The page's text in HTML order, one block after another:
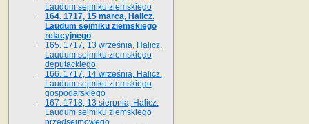
Laudum sejmiku ziemskiego
164. 1717, 15 marca, Halicz.
Laudum sejmiku ziemskiego
relacyjnego
165. 1717, 13 września, Halicz.
Laudum sejmiku ziemskiego
deputackiego
166. 1717, 14 września, Halicz.
Laudum sejmiku ziemskiego
gospodarskiego
167. 1718, 13 sierpnia, Halicz.
Laudum sejmiku ziemskiego
przedsejmowego